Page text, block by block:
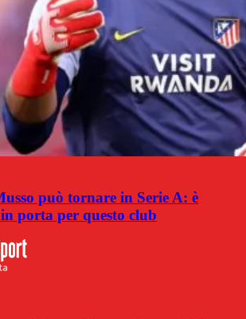
può tornare in Serie A: è
porta per questo club